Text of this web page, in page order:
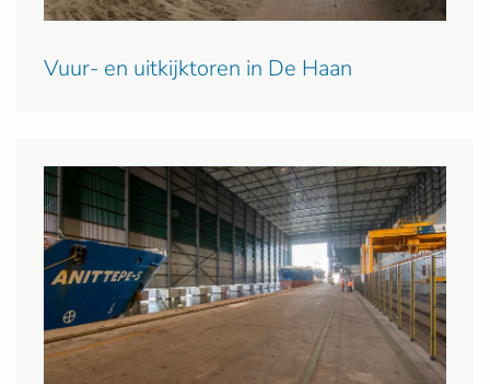
Vuur- en uitkijktoren in De Haan